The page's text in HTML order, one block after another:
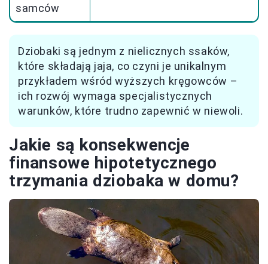
samców
Dziobaki są jednym z nielicznych ssaków,
które składają jaja, co czyni je unikalnym
przykładem wśród wyższych kręgowców –
ich rozwój wymaga specjalistycznych
warunków, które trudno zapewnić w niewoli.
Jakie są konsekwencje
finansowe hipotetycznego
trzymania dziobaka w domu?